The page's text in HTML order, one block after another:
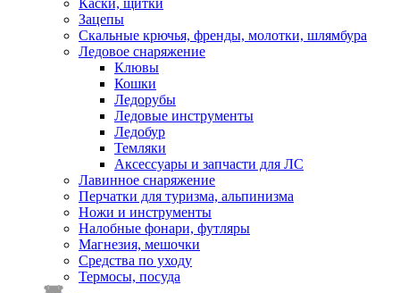
Каски, щитки
Зацепы
Скальные крючья, френды, молотки, шлямбура
Ледовое снаряжение
Клювы
Кошки
Ледорубы
Ледовые инструменты
Ледобур
Темляки
Аксессуары и запчасти для ЛС
Лавинное снаряжение
Перчатки для туризма, альпинизма
Ножи и инструменты
Налобные фонари, футляры
Магнезия, мешочки
Средства по уходу
Термосы, посуда